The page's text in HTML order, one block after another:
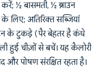
½ बासमती, ½ ब्राउन
लिए; अतिरिक्त सब्जियां
के टुकड़े (पैर बेहतर है कंधे
हुई चीज़ों से बचें। यह कैलोरी
पोषण संरक्षित रहता है।